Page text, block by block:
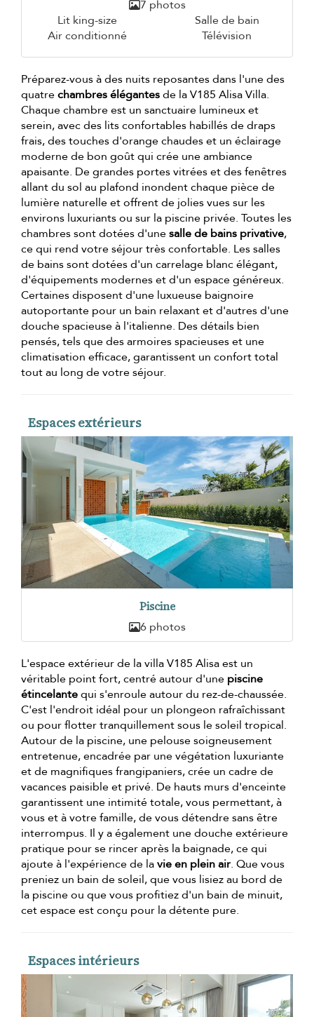
7 photos
Lit king-size
Salle de bain
Air conditionné
Télévision
Préparez-vous à des nuits reposantes dans l'une des
quatrechambres élégantesde la V185 Alisa Villa.
Chaque chambre est un sanctuaire lumineux et
serein, avec des lits confortables habillés de draps
frais, des touches d'orange chaudes et un éclairage
moderne de bon goût qui crée une ambiance
apaisante. De grandes portes vitrées et des fenêtres
allant du sol au plafond inondent chaque pièce de
lumière naturelle et offrent de jolies vues sur les
environs luxuriants ou sur la piscine privée. Toutes les
chambres sont dotées d'unesalle de bains privative,
ce qui rend votre séjour très confortable. Les salles
de bains sont dotées d'un carrelage blanc élégant,
d'équipements modernes et d'un espace généreux.
Certaines disposent d'une luxueuse baignoire
autoportante pour un bain relaxant et d'autres d'une
douche spacieuse à l'italienne. Des détails bien
pensés, tels que des armoires spacieuses et une
climatisation efficace, garantissent un confort total
tout au long de votre séjour.
Espaces extérieurs
Piscine
6 photos
L'espace extérieur de la villa V185 Alisa est un
véritable point fort, centré autour d'une piscine
étincelantequi s'enroule autour du rez-de-chaussée.
C'est l'endroit idéal pour un plongeon rafraîchissant
ou pour flotter tranquillement sous le soleil tropical.
Autour de la piscine, une pelouse soigneusement
entretenue, encadrée par une végétation luxuriante
et de magnifiques frangipaniers, crée un cadre de
vacances paisible et privé. De hauts murs d'enceinte
garantissent une intimité totale, vous permettant, à
vous et à votre famille, de vous détendre sans être
interrompus. Il y a également une douche extérieure
pratique pour se rincer après la baignade, ce qui
ajoute à l'expérience de lavie en plein air. Que vous
preniez un bain de soleil, que vous lisiez au bord de
la piscine ou que vous profitiez d'un bain de minuit,
cet espace est conçu pour la détente pure.
Espaces intérieurs